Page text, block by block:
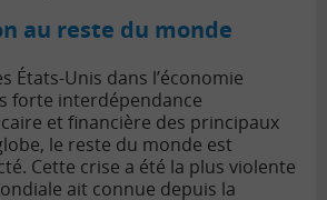
au reste du monde
États-Unis dans l’économie
forte interdépendance
et financière des principaux
le reste du monde est
Cette crise a été la plus violente
ait connue depuis la